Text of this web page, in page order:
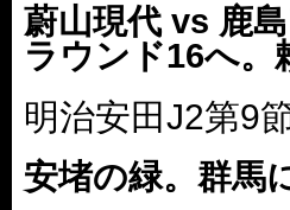
蔚山現代 vs 鹿
ラウンド16へ
明治安田J2第9
安堵の緑。群馬